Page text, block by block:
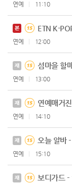
연예 11:10
본 ETN K-
연예 12:00
재 섬마을 할
연예 13:00
재 연예매거
연예 14:10
재 오늘 알바 -
연예 15:10
재 보디가드 -